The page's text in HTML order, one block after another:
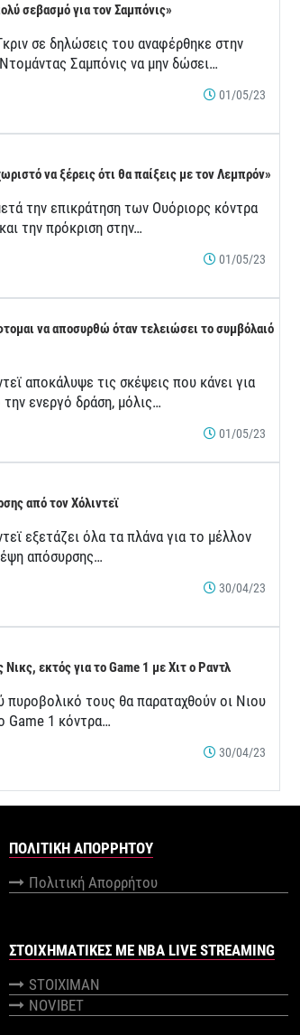
σεβασμό για τον Σαμπόνις»
σε δηλώσεις του αναφέρθηκε στην
Σαμπόνις να μην δώσει…
01/05/23
να ξέρεις ότι θα παίξεις με τον Λεμπρόν»
την επικράτηση των Ουόριορς κόντρα
την πρόκριση στην…
01/05/23
να αποσυρθώ όταν τελειώσει το συμβόλαιό
αποκάλυψε τις σκέψεις που κάνει για
ενεργό δράση, μόλις…
01/05/23
από τον Χόλιντεϊ
εξετάζει όλα τα πλάνα για το μέλλον
απόσυρσης…
30/04/23
εκτός για το Game 1 με Χιτ ο Ραντλ
πυροβολικό τους θα παραταχθούν οι Νιου
Game 1 κόντρα…
30/04/23
ΠΟΛΙΤΙΚΉ ΑΠΟΡΡΉΤΟΥ
Πολιτική Απορρήτου
ΣΤΟΙΧΗΜΑΤΙΚΕΣ ΜΕ NBA LIVE STREAMING
STOIXIMAN
NOVIBET